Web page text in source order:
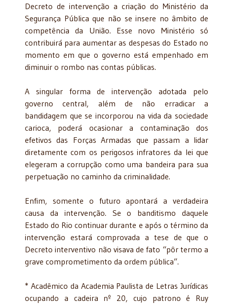
Decreto de intervenção a criação do Ministério da
Segurança Pública que não se insere no âmbito de
competência da União. Esse novo Ministério só
contribuirá para aumentar as despesas do Estado no
momento em que o governo está empenhado em
diminuir o rombo nas contas públicas.
A singular forma de intervenção adotada pelo
governo central, além de não erradicar a
bandidagem que se incorporou na vida da sociedade
carioca, poderá ocasionar a contaminação dos
efetivos das Forças Armadas que passam a lidar
diretamente com os perigosos infratores da lei que
elegeram a corrupção como uma bandeira para sua
perpetuação no caminho da criminalidade.
Enfim, somente o futuro apontará a verdadeira
causa da intervenção. Se o banditismo daquele
Estado do Rio continuar durante e após o término da
intervenção estará comprovada a tese de que o
Decreto interventivo não visava de fato “pôr termo a
grave comprometimento da ordem pública”.
* Acadêmico da Academia Paulista de Letras Jurídicas
ocupando a cadeira nº 20, cujo patrono é Ruy